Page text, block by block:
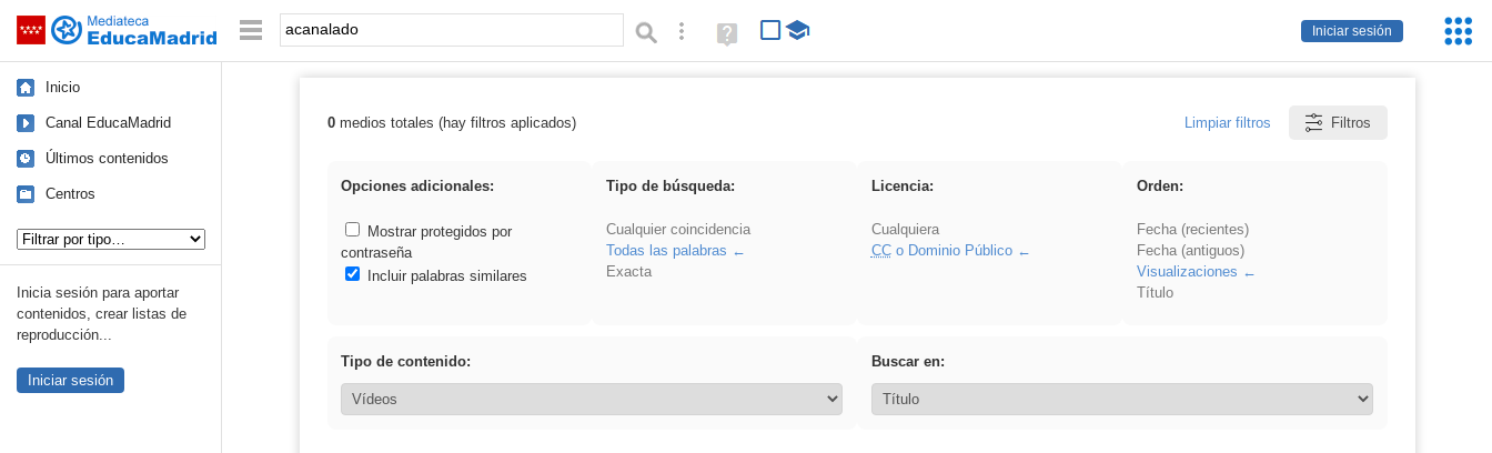
Saltar navegación
Iniciar sesión
Palabra o frase: Búsqueda avanzada
Ayuda
(en
Inicio
Canal EducaMadrid
Últimos contenidos
Centros
Inicia sesión para aportar
contenidos, crear listas de
reproducción...
Iniciar sesión
Resultados de: acanalado
0medios totales (hay filtros aplicados) Limpiar filtros Filtros
Opciones adicionales:
Mostrar protegidos por
contraseña
Incluir palabras similares
Tipo de búsqueda:
Cualquier coincidencia
Todas las palabras
Exacta
Licencia:
Cualquiera
CCo Dominio Público
Orden:
Fecha (recientes)
Fecha (antiguos)
Visualizaciones
Título
Tipo de contenido: Buscar en: